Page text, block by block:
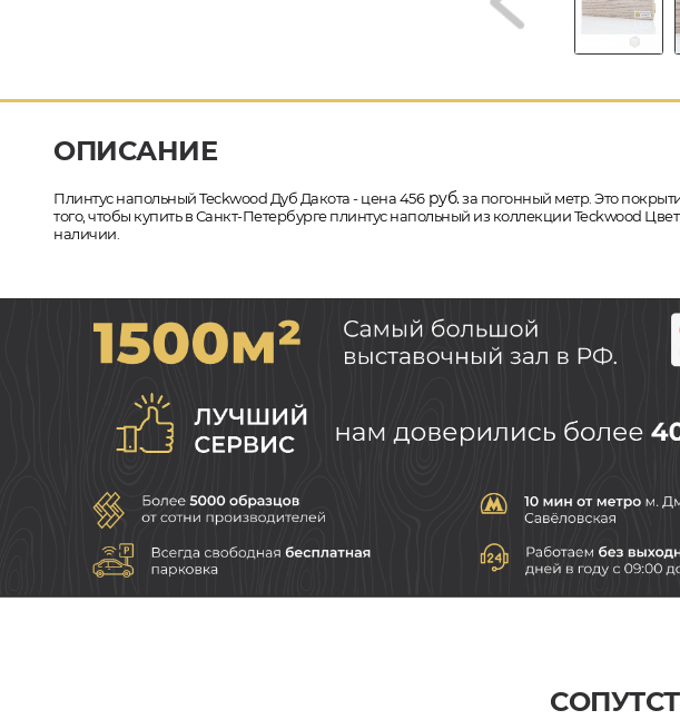
ОПИСАНИЕ
Плинтус напольный Teckwood Дуб Дакота - цена 456руб.за погонный метр. Это
того, чтобы купить в Санкт-Петербурге плинтус напольный из коллекции Teckwood
наличии.